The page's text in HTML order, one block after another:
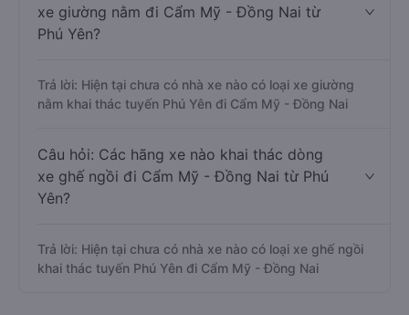
xe giường nằm đi Cẩm Mỹ - Đồng Nai từ
Phú Yên?
Trả lời: Hiện tại chưa có nhà xe nào có loại xe giường
nằm khai thác tuyến Phú Yên đi Cẩm Mỹ - Đồng Nai
Câu hỏi: Các hãng xe nào khai thác dòng
xe ghế ngồi đi Cẩm Mỹ - Đồng Nai từ Phú
Yên?
Trả lời: Hiện tại chưa có nhà xe nào có loại xe ghế ngồi
khai thác tuyến Phú Yên đi Cẩm Mỹ - Đồng Nai